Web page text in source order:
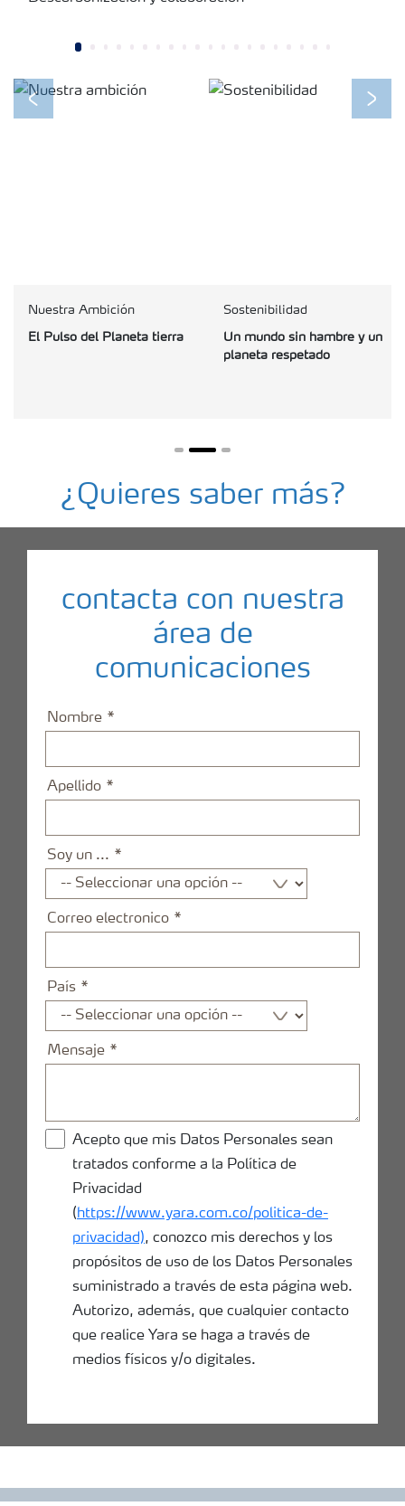
Previous Next
Nuestra Ambición
El Pulso del Planeta tierra
Sostenibilidad
Un mundo sin hambre y un
planeta respetado
¿Quieres saber más?
contacta con nuestra
área de
comunicaciones
Nombre
Apellido
Soy un ...
Correo electronico
País
Mensaje
Acepto que mis Datos Personales sean
tratados conforme a la Política de
Privacidad
(https://www.yara.com.co/politica-de-
privacidad), conozco mis derechos y los
propósitos de uso de los Datos Personales
suministrado a través de esta página web.
Autorizo, además, que cualquier contacto
que realice Yara se haga a través de
medios físicos y/o digitales.